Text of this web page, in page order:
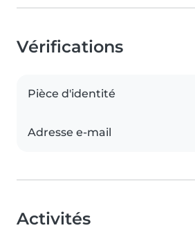
Vérifications
Pièce d'identité
Adresse e-mail
Activités